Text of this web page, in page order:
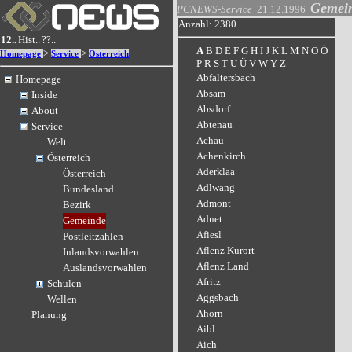
12..Hist..??..
Homepage > Service > Österreich
Homepage
Inside
About
Service
Welt
Österreich
Österreich
Bundesland
Bezirk
Gemeinde
Postleitzahlen
Inlandsvorwahlen
Auslandsvorwahlen
Schulen
Wellen
Planung
PCNEWS-Service 21.12.1996
Anzahl: 2380
A B D E F G H I J K L M N O Ö
P R S T U Ü V W Y Z
Abfaltersbach
Absam
Absdorf
Abtenau
Achau
Achenkirch
Aderklaa
Adlwang
Admont
Adnet
Afiesl
Aflenz Kurort
Aflenz Land
Afritz
Aggsbach
Ahorn
Aibl
Aich